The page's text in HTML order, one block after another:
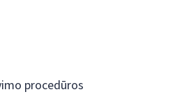
procedūros